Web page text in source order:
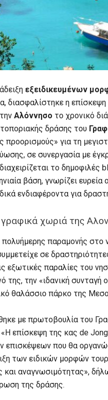
εξειδικευμένων
διασφαλίστηκε η
Αλόννησο το χρονικό
δράσης του
προορισμούς» για τη
σε συνεργασία με
το δημοφιλές
βάση, γνωρίζει
ενδιαφέροντα για
χωριά της
πολυήμερης παραμονής στο
σε
εξωτικές παραλίες του
της, την «ιδανική
θαλάσσιο πάρκο της
με πρωτοβουλία του
επίσκεψη της κας de
επισκέψεων που θα
των ειδικών μορφών
και αναγνωσιμότητας»,
της δράσης.